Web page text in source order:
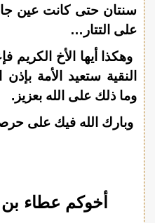
على التتار…
وهكذا أيها الأخ الكريم
النقية ستعيد الأمة
وما ذلك على الله بعزيز.
وبارك الله فيك على
أخوكم عطاء بن